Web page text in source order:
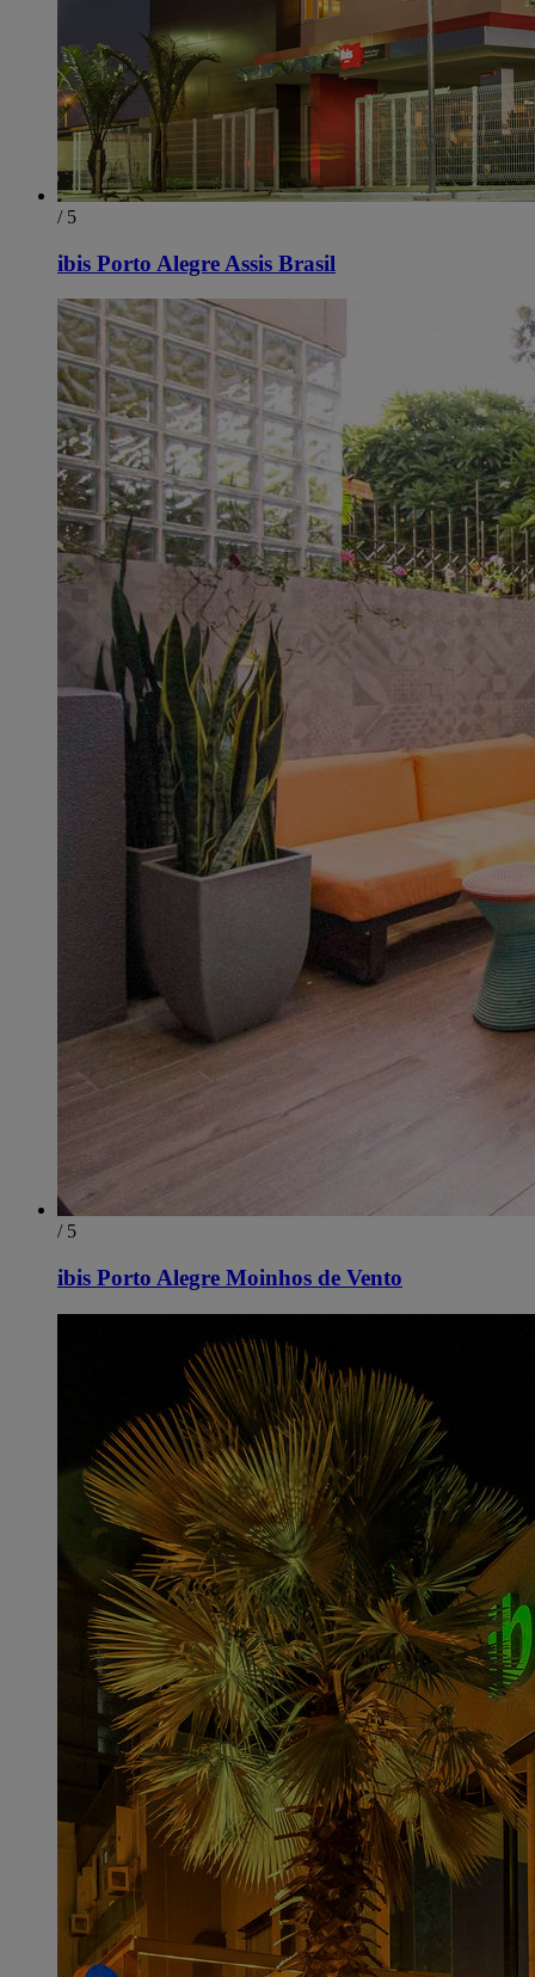
/ 5
ibis Porto Alegre Assis Brasil
/ 5
ibis Porto Alegre Moinhos de Vento